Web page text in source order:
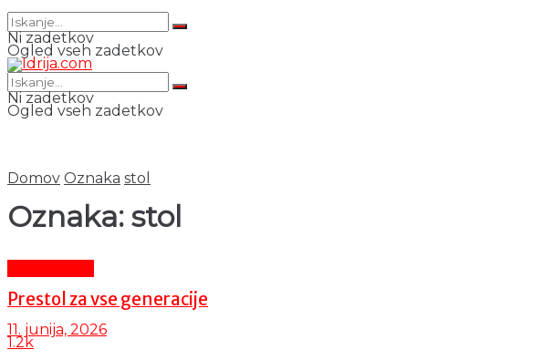
Ni zadetkov
Ogled vseh zadetkov
Ni zadetkov
Ogled vseh zadetkov
Domov Oznaka stol
Oznaka: stol
Prestol za vse generacije
11. junija, 2026
1.2k